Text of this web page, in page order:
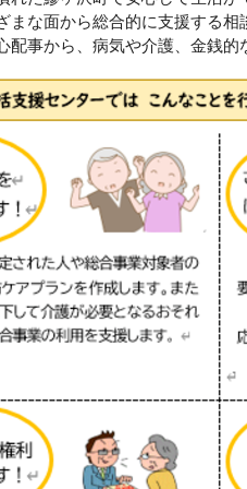
な面から総合的に支援する相
事から、病気や介護、金銭的